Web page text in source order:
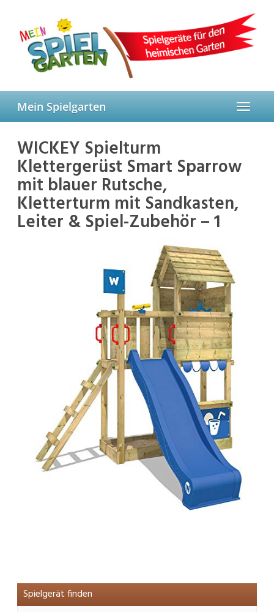
content
Toggle
Mein Spielgarten
WICKEY Spielturm
Klettergerüst Smart Sparrow
mit blauer Rutsche,
Kletterturm mit Sandkasten,
Leiter & Spiel-Zubehör – 1
Spielgerät finden